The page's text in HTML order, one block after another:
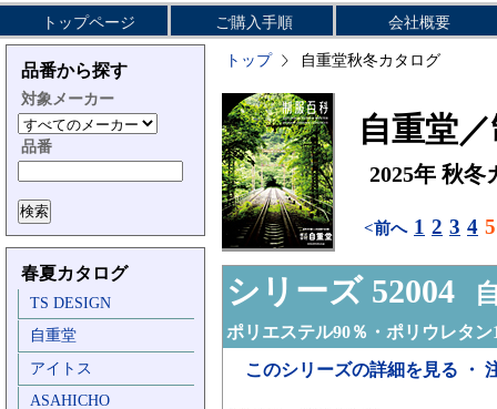
トップページ ご購入手順 会社概要
品番から探す
対象メーカー
品番
春夏カタログ
TS DESIGN
自重堂
アイトス
ASAHICHO
トップ 自重堂秋冬カタログ
自重堂
2025年 秋冬
<前へ 1 2 3 4 5
シリーズ 52004
ポリエステル90％・ポリウレタン
このシリーズの詳細を見る ・